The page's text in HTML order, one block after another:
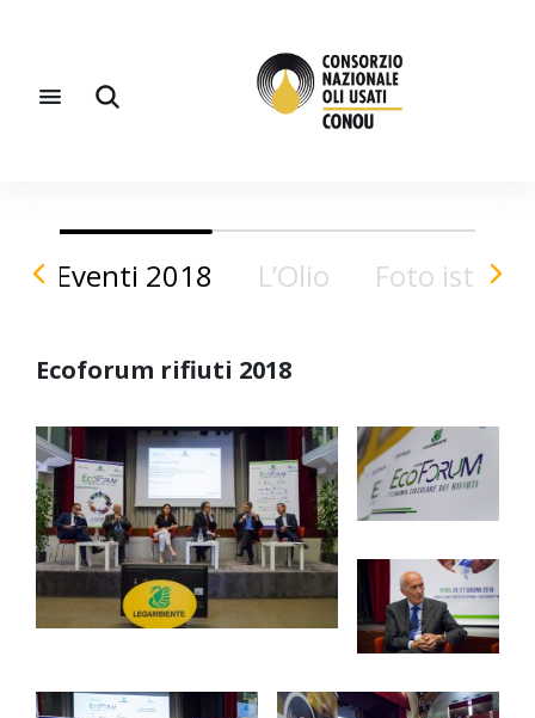
Eventi 2018 L’Olio Foto
Ecoforum rifiuti 2018